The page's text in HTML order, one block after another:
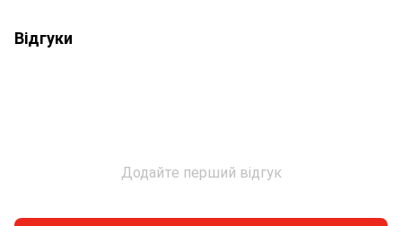
Відгуки
Додайте перший відгук